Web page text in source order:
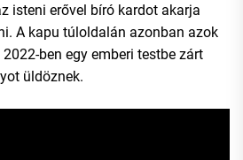
isteni erővel bíró kardot akarja
A kapu túloldalán azonban azok
ben egy emberi testbe zárt
üldöznek.